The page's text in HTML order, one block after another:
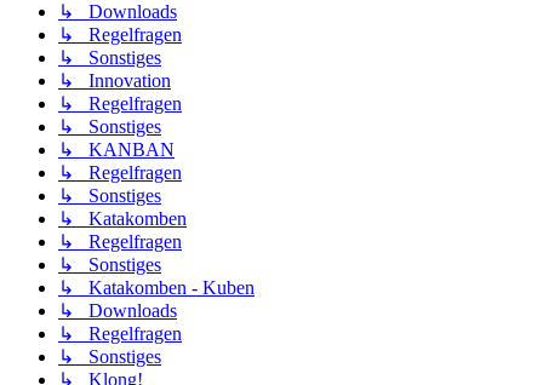
↳ Downloads
↳ Regelfragen
↳ Sonstiges
↳ Innovation
↳ Regelfragen
↳ Sonstiges
↳ KANBAN
↳ Regelfragen
↳ Sonstiges
↳ Katakomben
↳ Regelfragen
↳ Sonstiges
↳ Katakomben - Kuben
↳ Downloads
↳ Regelfragen
↳ Sonstiges
↳ Klong!